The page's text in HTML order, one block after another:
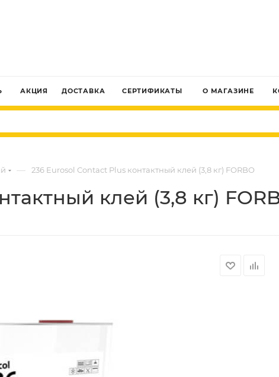
АКЦИЯ ДОСТАВКА СЕРТИФИКАТЫ О МАГАЗИНЕ
— 236 Eurosol Contact Plus контактный клей (3,8 кг) FORBO
клей (3,8 кг)